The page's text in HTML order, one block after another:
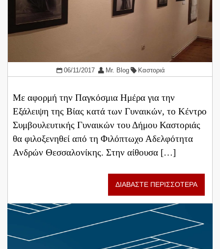
06/11/2017 Mr. Blog Καστοριά
Με αφορμή την Παγκόσμια Ημέρα για την
Εξάλειψη της Βίας κατά των Γυναικών, το Κέντρο
Συμβουλευτικής Γυναικών του Δήμου Καστοριάς
θα φιλοξενηθεί από τη Φιλόπτωχο Αδελφότητα
Ανδρών Θεσσαλονίκης. Στην αίθουσα […]
ΔΙΑΒΑΣΤΕ ΠΕΡΙΣΣΟΤΕΡΑ